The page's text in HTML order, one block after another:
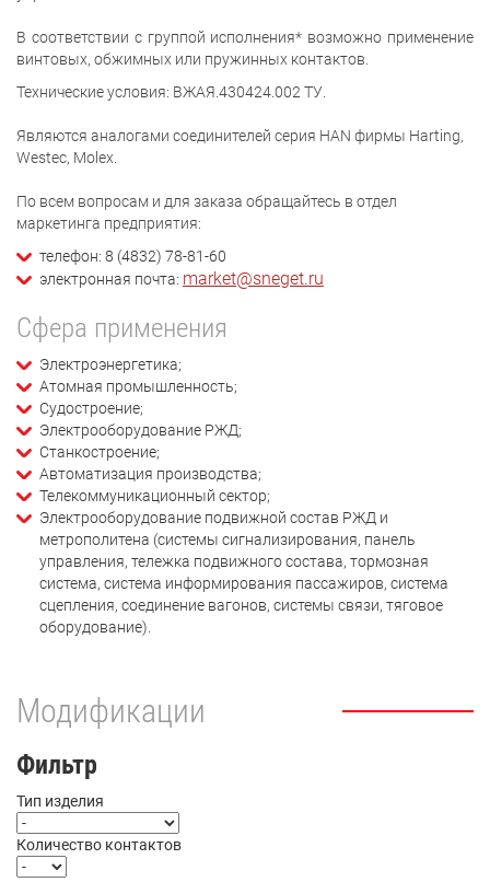
В соответствии с группой исполнения* возможно применение
винтовых, обжимных или пружинных контактов.
Технические условия: ВЖАЯ.430424.002 ТУ.
Являются аналогами соединителей серия HAN фирмы Harting,
Westec, Molex.
По всем вопросам и для заказа обращайтесь в отдел
маркетинга предприятия:
телефон: 8 (4832) 78-81-60
электронная почта: market@sneget.ru
Сфера применения
Электроэнергетика;
Атомная промышленность;
Судостроение;
Электрооборудование РЖД;
Станкостроение;
Автоматизация производства;
Телекоммуникационный сектор;
Электрооборудование подвижной состав РЖД и
метрополитена (системы сигнализирования, панель
управления, тележка подвижного состава, тормозная
система, система информирования пассажиров, система
сцепления, соединение вагонов, системы связи, тяговое
оборудование).
Модификации
Фильтр
Тип изделия
Количество контактов